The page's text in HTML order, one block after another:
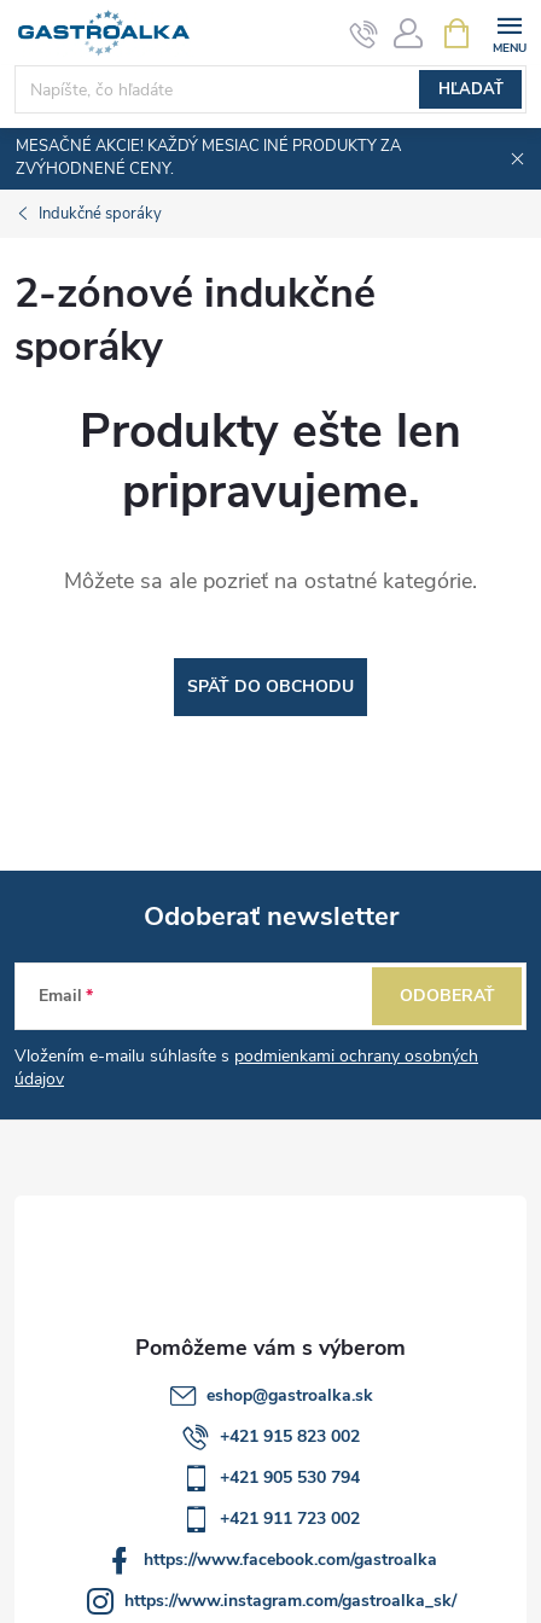
obsah
HĽADAŤ
KOŠÍK
MESAČNÉ AKCIE! KAŽDÝ MESIAC INÉ PRODUKTY ZA
ZVÝHODNENÉ CENY.
Indukčné sporáky
2-zónové indukčné
sporáky
Produkty ešte len
pripravujeme.
Môžete sa ale pozrieť na ostatné kategórie.
SPÄŤ DO OBCHODU
Z
á
p
Odoberať newsletter
Email
Vložením e-mailu súhlasíte s podmienkami ochrany osobných
údajov
ODOBERAŤ
eshop@gastroalka.sk
+421 915 823 002
+421 905 530 794
+421 911 723 002
https://www.facebook.com/gastroalka
https://www.instagram.com/gastroalka_sk/